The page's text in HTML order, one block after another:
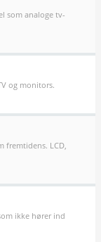
som analoge tv-
og monitors.
fremtidens. LCD,
ikke hører ind